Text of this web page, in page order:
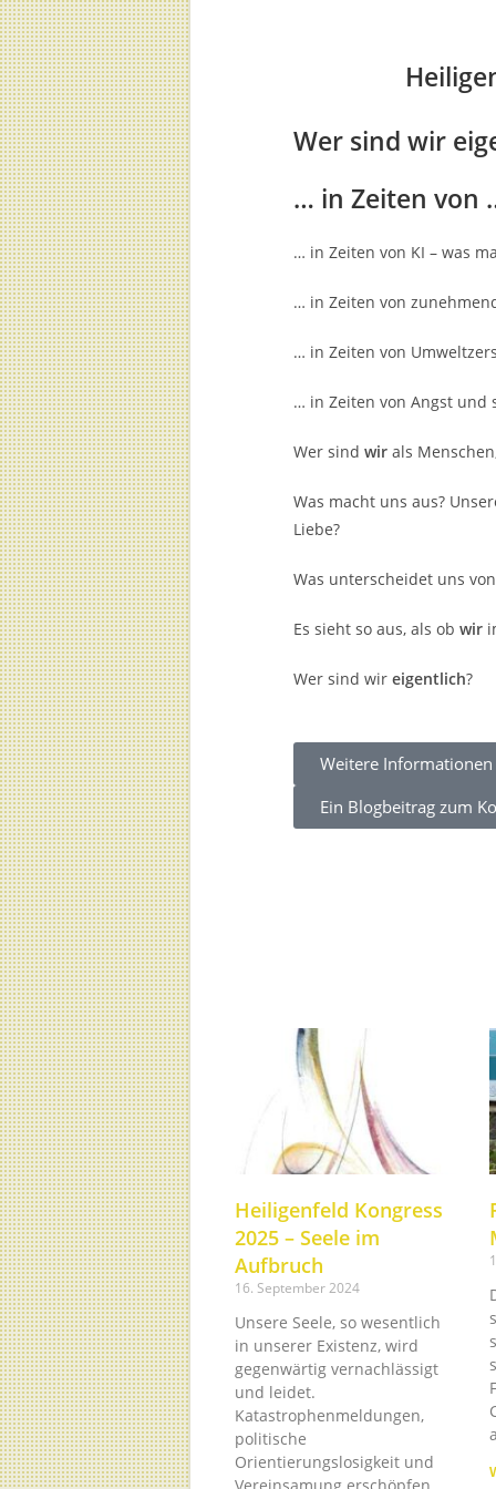
Wer sind wir
… in Zeiten von
… in Zeiten von KI – was
… in Zeiten von
… in Zeiten von
… in Zeiten von Angst und
Wer sindwirals
Was macht uns aus?
Liebe?
Was unterscheidet uns
Es sieht so aus, als ob wir
Wer sind wireigentlich?
Weitere
Ein Blogbeitrag zum
Heiligenfeld Kongress
2025 – Seele im
Aufbruch
16. September 2024
Unsere Seele, so wesentlich
in unserer Existenz, wird
gegenwärtig vernachlässigt
und leidet.
Katastrophenmeldungen,
politische
Orientierungslosigkeit und
Vereinsamung erschöpfen